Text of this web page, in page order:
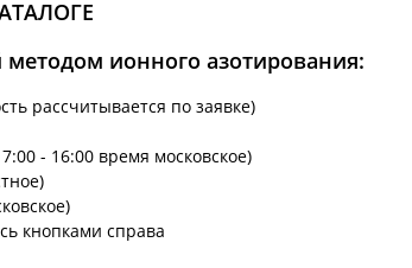
методом ионного азотирования:
рассчитывается по заявке)
7:00 - 16:00 время московское)
кнопками справа